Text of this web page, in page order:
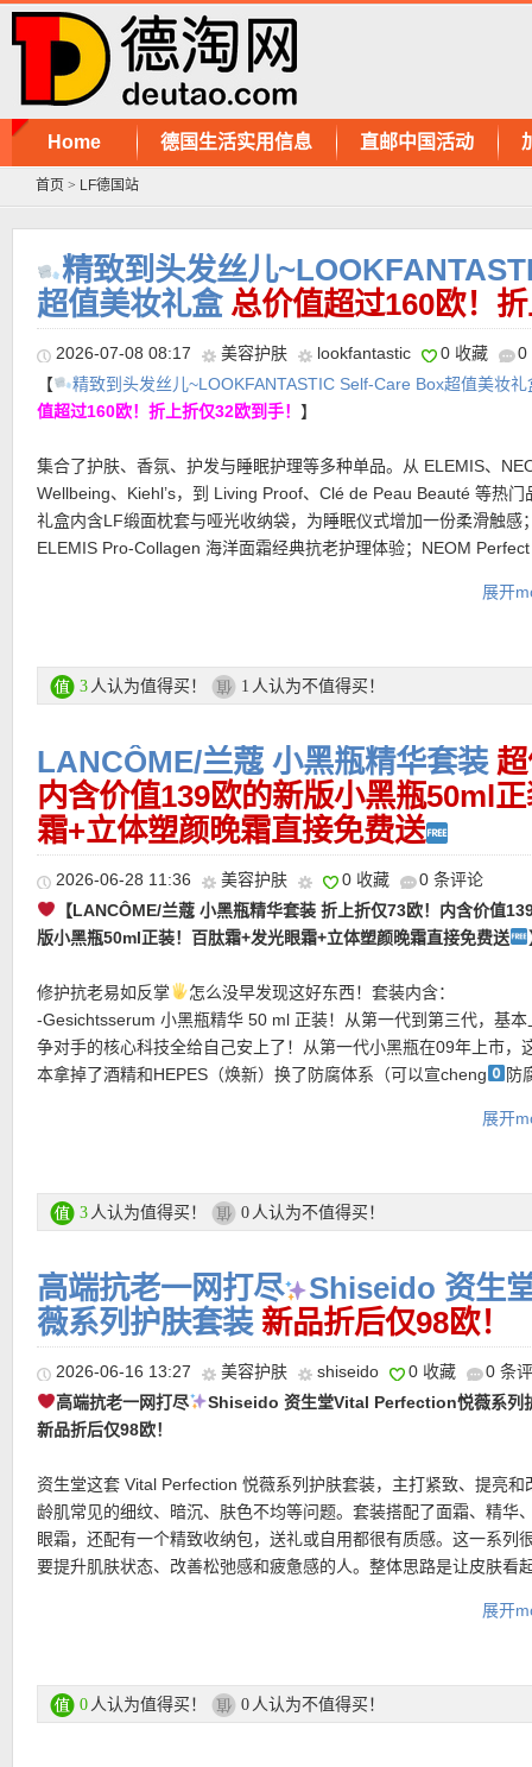
Home 德国生活实用信息 直邮中国活动
首页 > LF德国站
精致到头发丝儿
超值美妆礼盒 总价值超过160欧！
2026-07-08 08:17 美容护肤 lookfantastic 0 收藏
0
【
精致到头发丝儿~LOOKFANTASTIC Self-Care Box超值美妆礼
值超过160欧！折上折仅32欧到手！ 】
集合了护肤、香氛、护发与睡眠护理等多种单品。从 ELEMIS、
Wellbeing、Kiehl’s，到 Living Proof、Clé de Peau Beauté 等热门
礼盒内含LF缎面枕套与哑光收纳袋，为睡眠仪式增加一份柔滑触感
ELEMIS Pro-Collagen 海洋面霜经典抗老护理体验；NEOM Perfect
油果眼霜是眼周护理里的经典款，滋润又有安心感；Living Proof
护理感。
★ 可用折上折优惠码：ESTUDIANTESESP亲测有效！
★ 邮费：全场满30欧德国境内免邮（普通快递），可直邮瑞士、荷
展开
3 人认为值得买！ 1 人认为不值得买！
LANCÔME/兰蔻 小黑瓶精华套装
内含价值139欧的新版小黑瓶50ml
霜+立体塑颜晚霜直接免费送
2026-06-28 11:36 美容护肤 0 收藏
0 条评论
【LANCÔME/兰蔻 小黑瓶精华套装 折上折仅73欧！内含价值
版小黑瓶50ml正装！百肽霜+发光眼霜+立体塑颜晚霜直接免费送
修护抗老易如反掌
️怎么没早发现这好东西！套装内含：
-Gesichtsserum 小黑瓶精华 50 ml 正装！从第一代到第三代，基本
争对手的核心科技全给自己安上了！从第一代小黑瓶在09年上市，
本拿掉了酒精和HEPES（焕新）换了防腐体系（可以宣cheng
防
量）名字从【精华肌底液】改成了【肌底焕活修护精华液】除了修
-Augencreme 发光眼霜 5 ml 添加7种益生菌和益生菌衍生提取物，
表示使用后眼部肌肤更明亮，更年轻！
-Gesichtscreme 15 ml 塑颜三重百肽霜绝对算得上雪花霜的升级版
卷王
一瓶全效面霜搞定肌肤状态！补水保湿+紧致抗皱+美白淡斑
-Nachtcreme 15 ml 新立体塑颜多效晚霜在睡眠期间针对多种衰老
美国排名第一的尊贵晚霜，功效强大，为肌肤提供提拉、紧致和抗
处，令肌肤看起来更显年轻！
购买链接在此
更多 Lancôme/兰蔻折上折活动链接在此
展开
3 人认为值得买！ 0 人认为不值得买！
高端抗老一网打尽
Shiseido 资生
薇系列护肤套装 新品折后仅98欧！
2026-06-16 13:27 美容护肤 shiseido 0 收藏
0 条
高端抗老一网打尽
Shiseido 资生堂Vital Perfection悦薇系列
新品折后仅98欧！
资生堂这套 Vital Perfection 悦薇系列护肤套装，主打紧致、提亮和
龄肌常见的细纹、暗沉、肤色不均等问题。套装搭配了面霜、精华
眼霜，还配有一个精致收纳包，送礼或自用都很有质感。这一系列
要提升肌肤状态、改善松弛感和疲惫感的人。整体思路是让皮肤看
看起来更紧致、更有光泽。添加日本专研成分 SafflowerRED™ 红
展开
0 人认为值得买！ 0 人认为不值得买！